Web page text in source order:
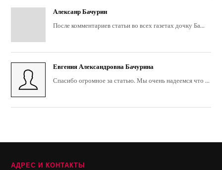
Алексанр Бачурин
После комментариев статьи во всех газетах дочку Ба...
Евгения Александровна Бачурина
Спасибо огромное за статью. Мы очень надеемся что ...
АДРЕС И КОНТАКТЫ